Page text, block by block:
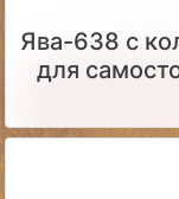
Ява-638 с
для